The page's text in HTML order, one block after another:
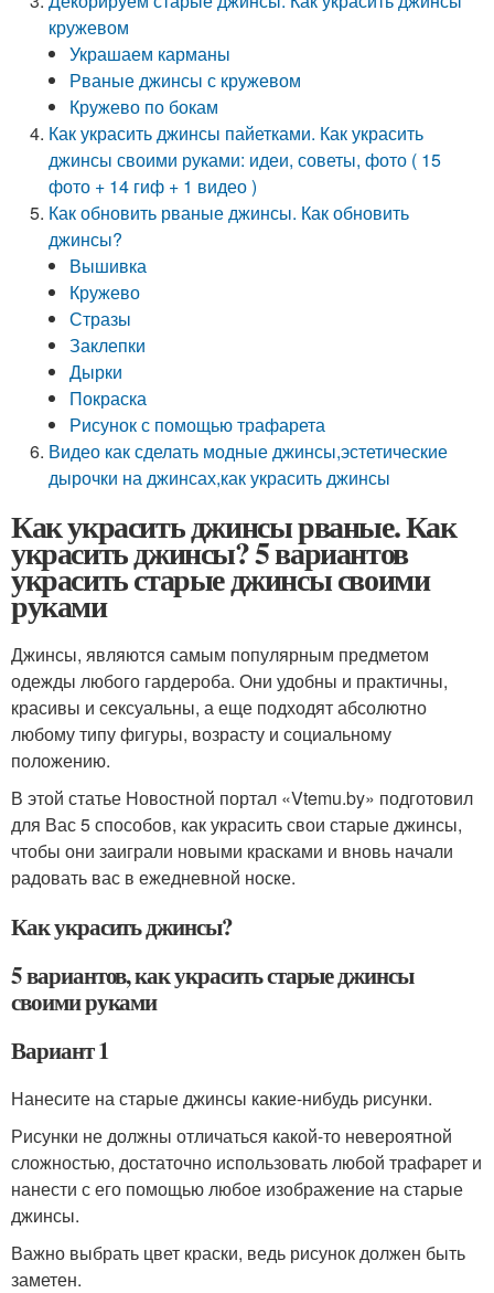
кружевом
Украшаем карманы
Рваные джинсы с кружевом
Кружево по бокам
Как украсить джинсы пайетками. Как украсить
джинсы своими руками: идеи, советы, фото ( 15
фото + 14 гиф + 1 видео )
Как обновить рваные джинсы. Как обновить
джинсы?
Вышивка
Кружево
Стразы
Заклепки
Дырки
Покраска
Рисунок с помощью трафарета
Видео как сделать модные джинсы,эстетические
дырочки на джинсах,как украсить джинсы
Как украсить джинсы рваные. Как
украсить джинсы? 5 вариантов
украсить старые джинсы своими
руками
Джинсы, являются самым популярным предметом
одежды любого гардероба. Они удобны и практичны,
красивы и сексуальны, а еще подходят абсолютно
любому типу фигуры, возрасту и социальному
положению.
В этой статье Новостной портал «Vtemu.by» подготовил
для Вас 5 способов, как украсить свои старые джинсы,
чтобы они заиграли новыми красками и вновь начали
радовать вас в ежедневной носке.
Как украсить джинсы?
5 вариантов, как украсить старые джинсы
своими руками
Вариант 1
Нанесите на старые джинсы какие-нибудь рисунки.
Рисунки не должны отличаться какой-то невероятной
сложностью, достаточно использовать любой трафарет и
нанести с его помощью любое изображение на старые
джинсы.
Важно выбрать цвет краски, ведь рисунок должен быть
заметен.